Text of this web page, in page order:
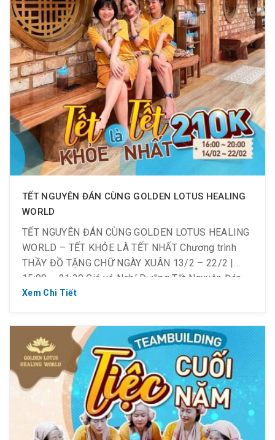
TẾT NGUYÊN ĐÁN CÙNG GOLDEN LOTUS HEALING
WORLD
TẾT NGUYÊN ĐÁN CÙNG GOLDEN LOTUS HEALING
WORLD – TẾT KHỎE LÀ TẾT NHẤT Chương trình
THẦY ĐỒ TẶNG CHỮ NGÀY XUÂN 13/2 – 22/2 |
15:00 – 21:30 Giá vé Nghỉ Dưỡng Tết Nguyên Đán
Tết Retreat – Tết KHỎE là Tết Nhất #𝟐𝟏𝟎𝐤 ~
World & Architecture […]
Xem Chi Tiết